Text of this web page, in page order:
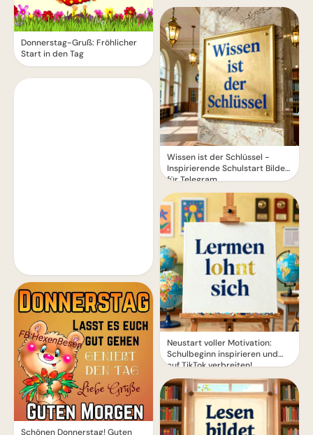
Donnerstag-Gruß: Fröhlicher
Start in den Tag
Schönen Donnerstag! Guten
Wissen ist der Schlüssel -
Inspirierende Schulstart Bilder
für Telegram
Neustart voller Motivation:
Schulbeginn inspirieren und
auf TikTok verbreiten!